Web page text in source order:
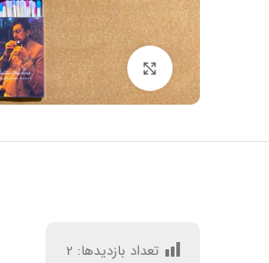
بزرگنمایی تصویر
تعداد بازدیدها: 2